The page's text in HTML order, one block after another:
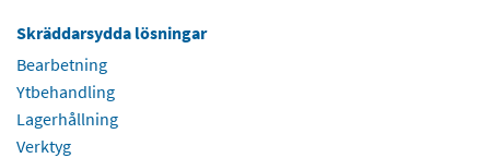
Skräddarsydda lösningar
Bearbetning
Ytbehandling
Lagerhållning
Verktyg